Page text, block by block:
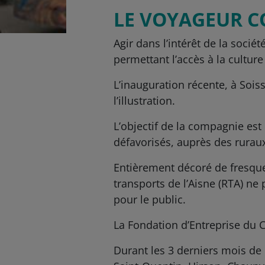
LE VOYAGEUR
Agir dans l’intérêt de la
permettant l’accès à la
L’inauguration récente, à
l’illustration.
L’objectif de la compagnie
défavorisés, auprès des
Entièrement décoré de
transports de l’Aisne (RTA)
pour le public.
La Fondation d’Entreprise du
Durant les 3 derniers mois